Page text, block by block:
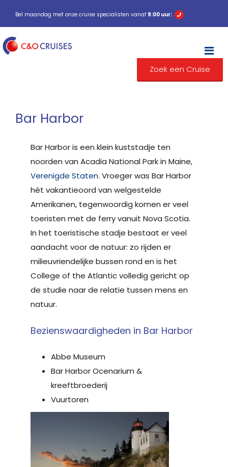
Bel maandag met onze cruise specialisten vanaf 9:00 uur:
Zoek een Cruise
Bar Harbor
Bar Harbor is een klein kuststadje ten
noorden van Acadia National Park in Maine,
Verenigde Staten. Vroeger was Bar Harbor
hét vakantieoord van welgestelde
Amerikanen, tegenwoordig komen er veel
toeristen met de ferry vanuit Nova Scotia.
In het toeristische stadje bestaat er veel
aandacht voor de natuur: zo rijden er
milieuvriendelijke bussen rond en is het
College of the Atlantic volledig gericht op
de studie naar de relatie tussen mens en
natuur.
Bezienswaardigheden in Bar Harbor
Abbe Museum
Bar Harbor Ocenarium &
kreeftbroederij
Vuurtoren